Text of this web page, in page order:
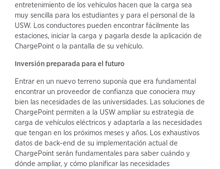
entretenimiento de los vehículos hacen que la carga sea
muy sencilla para los estudiantes y para el personal de la
USW. Los conductores pueden encontrar fácilmente las
estaciones, iniciar la carga y pagarla desde la aplicación de
ChargePoint o la pantalla de su vehículo.
Inversión preparada para el futuro
Entrar en un nuevo terreno suponía que era fundamental
encontrar un proveedor de confianza que conociera muy
bien las necesidades de las universidades. Las soluciones de
ChargePoint permiten a la USW ampliar su estrategia de
carga de vehículos eléctricos y adaptarla a las necesidades
que tengan en los próximos meses y años. Los exhaustivos
datos de back-end de su implementación actual de
ChargePoint serán fundamentales para saber cuándo y
dónde ampliar, y cómo planificar las necesidades